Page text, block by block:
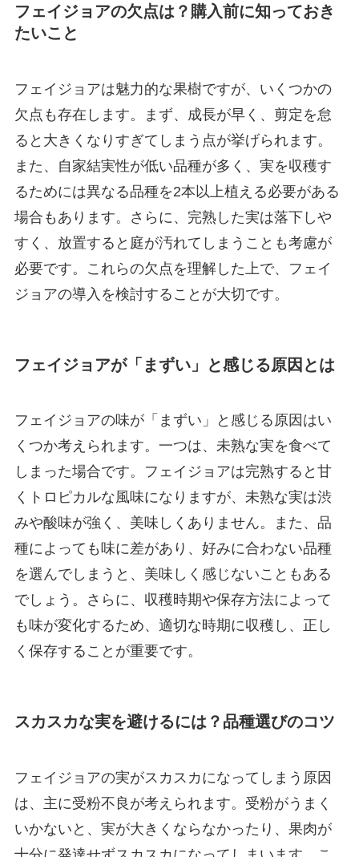
フェイジョアの欠点は？購入前に知っておき
たいこと
フェイジョアは魅力的な果樹ですが、いくつかの
欠点も存在します。まず、成長が早く、剪定を怠
ると大きくなりすぎてしまう点が挙げられます。
また、自家結実性が低い品種が多く、実を収穫す
るためには異なる品種を2本以上植える必要がある
場合もあります。さらに、完熟した実は落下しや
すく、放置すると庭が汚れてしまうことも考慮が
必要です。これらの欠点を理解した上で、フェイ
ジョアの導入を検討することが大切です。
フェイジョアが「まずい」と感じる原因とは
フェイジョアの味が「まずい」と感じる原因はい
くつか考えられます。一つは、未熟な実を食べて
しまった場合です。フェイジョアは完熟すると甘
くトロピカルな風味になりますが、未熟な実は渋
みや酸味が強く、美味しくありません。また、品
種によっても味に差があり、好みに合わない品種
を選んでしまうと、美味しく感じないこともある
でしょう。さらに、収穫時期や保存方法によって
も味が変化するため、適切な時期に収穫し、正し
く保存することが重要です。
スカスカな実を避けるには？品種選びのコツ
フェイジョアの実がスカスカになってしまう原因
は、主に受粉不良が考えられます。受粉がうまく
いかないと、実が大きくならなかったり、果肉が